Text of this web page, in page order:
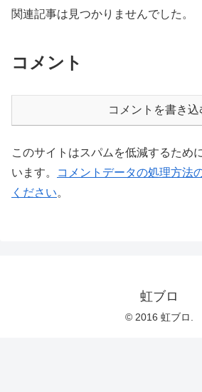
関連記事は見つかりませんでした。
コメント
コメントを書き込
このサイトはスパムを低減するため
います。
コメントデータの処理方法
ください。
虹ブロ
© 2016 虹ブロ.